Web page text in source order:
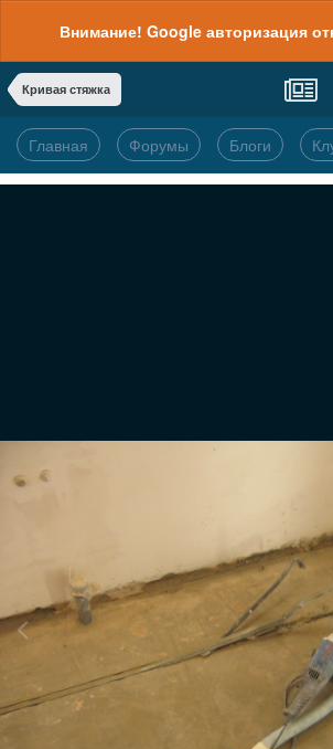
Внимание! Google авторизация
Кривая стяжка
Главная Форумы Блоги